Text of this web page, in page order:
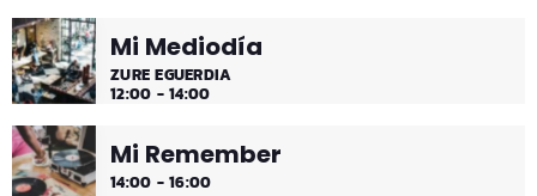
Mi Mediodía
ZURE EGUERDIA
12:00 - 14:00
Mi Remember
14:00 - 16:00